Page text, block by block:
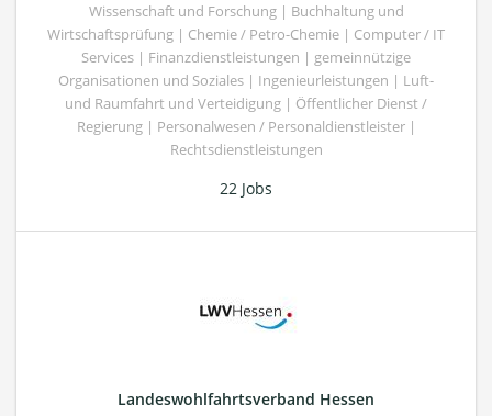
Wissenschaft und Forschung | Buchhaltung und
Wirtschaftsprüfung | Chemie / Petro-Chemie | Computer / IT
Services | Finanzdienstleistungen | gemeinnützige
Organisationen und Soziales | Ingenieurleistungen | Luft-
und Raumfahrt und Verteidigung | Öffentlicher Dienst /
Regierung | Personalwesen / Personaldienstleister |
Rechtsdienstleistungen
22 Jobs
Landeswohlfahrtsverband Hessen